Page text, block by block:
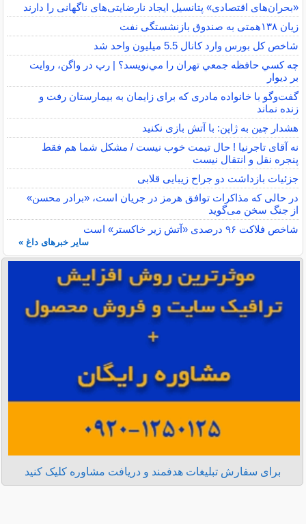
«بحران‌های اقتصادی» پتانسیل ایجاد نارضایتی‌های ناگهانی را دارند
زیان ۱۳۸همتی به صندوق بازنشستگی نفت
شاخص کل بورس وارد کانال 5.5 میلیون واحد شد
چه كسي حافظه جمعي تهران را مي‌نويسد؟ | رپ در واگن، روايت
بر ديوار
گفت‌وگو با خانواده مادری که برای زایمان به بیمارستان رفت و
زنده نماند
هشدار چین به ژاپن: با آتش بازی نکنید
نه آقای تاجرنیا ! حال تیمت خوب نیست / مشکل شما هم فقط
پنجره نقل و انتقال نیست
جزئیات بازداشت دو جراح زیبایی قلابی
در حالی که مذاکرات توافق هرمز در جریان است، «برادر محسن»
از جنگ سخن می‌گوید
شاخص فلاکت ۹۶ درصدی «آتش زیر خاکستر» است
سایر خبرهای داغ »
برای سفارش تبلیغات هدفمند و دریافت مشاوره کلیک کنید